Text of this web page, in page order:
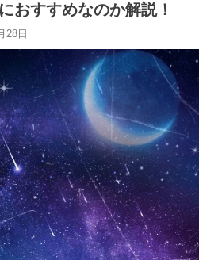
おすすめなのか解説！
28日